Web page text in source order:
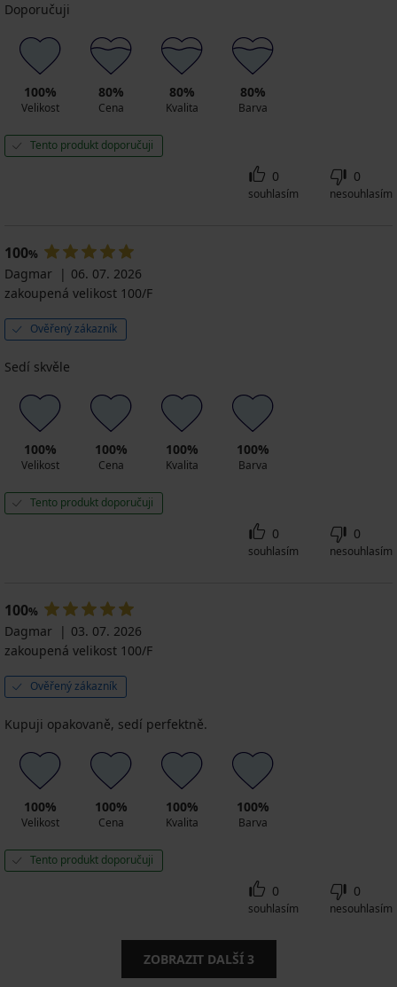
Doporučuji
100%
Velikost
80%
Cena
80%
Kvalita
80%
Barva
Tento produkt doporučuji
0
souhlasím
0
nesouhlasím
100%
Dagmar
06. 07. 2026
zakoupená velikost 100/F
Ověřený zákazník
Sedí skvěle
100%
Velikost
100%
Cena
100%
Kvalita
100%
Barva
Tento produkt doporučuji
0
souhlasím
0
nesouhlasím
100%
Dagmar
03. 07. 2026
zakoupená velikost 100/F
Ověřený zákazník
Kupuji opakovaně, sedí perfektně.
100%
Velikost
100%
Cena
100%
Kvalita
100%
Barva
Tento produkt doporučuji
0
souhlasím
0
nesouhlasím
ZOBRAZIT DALŠÍ 3